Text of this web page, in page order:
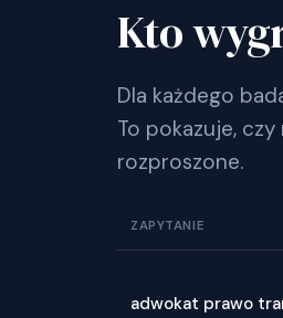
Kto
Dla każdego
To pokazuje,
rozproszone.
ZAPYTANIE
adwokat prawo